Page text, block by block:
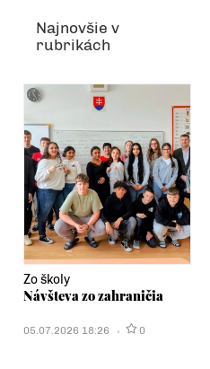
Najnovšie v
rubrikách
Zo školy
Návšteva zo zahraničia
05.07.2026 18:26 0